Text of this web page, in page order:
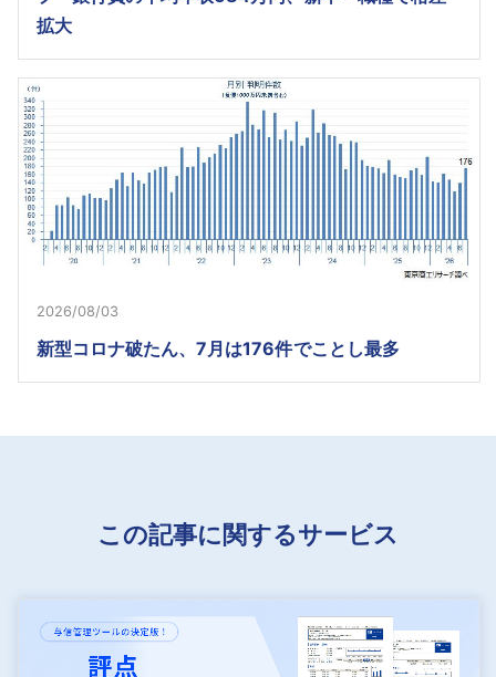
拡大
2026/08/03
新型コロナ破たん、7月は176件でことし最多
この記事に関するサービス